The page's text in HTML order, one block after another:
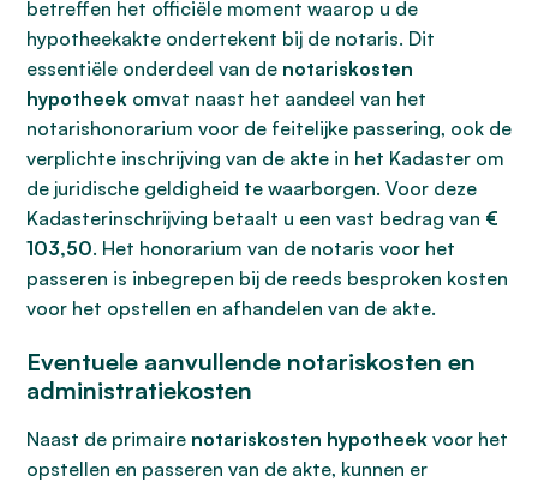
betreffen het officiële moment waarop u de
hypotheekakte ondertekent bij de notaris. Dit
essentiële onderdeel van de notariskosten
hypotheek omvat naast het aandeel van het
notarishonorarium voor de feitelijke passering, ook de
verplichte inschrijving van de akte in het Kadaster om
de juridische geldigheid te waarborgen. Voor deze
Kadasterinschrijving betaalt u een vast bedrag van €
103,50. Het honorarium van de notaris voor het
passeren is inbegrepen bij de reeds besproken kosten
voor het opstellen en afhandelen van de akte.
Eventuele aanvullende notariskosten en
administratiekosten
Naast de primaire notariskosten hypotheek voor het
opstellen en passeren van de akte, kunnen er